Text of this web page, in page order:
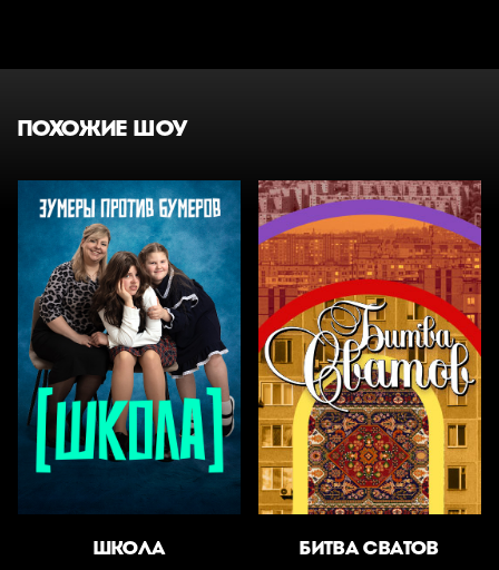
ПОХОЖИЕ ШОУ
ШКОЛА БИТВА СВАТОВ